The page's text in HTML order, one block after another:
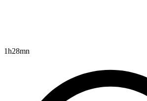
1h28mn